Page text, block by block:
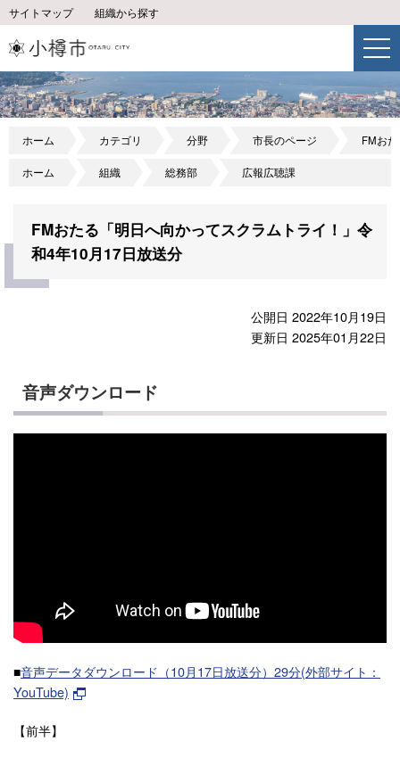
サイトマップ 組織から探す
ホーム カテゴリ 分野 市長のページ FMお
ホーム 組織 総務部 広報広聴課
FMおたる「明日へ向かってスクラムトライ！」令
和4年10月17日放送分
公開日 2022年10月19日
更新日 2025年01月22日
音声ダウンロード
■音声データダウンロード（10月17日放送分）29分(外部サイト：
YouTube)
【前半】